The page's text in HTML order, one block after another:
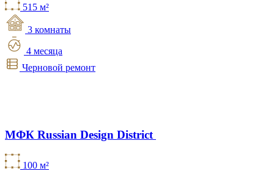
515 м²
3 комнаты
4 месяца
Черновой ремонт
МФК Russian Design District
100 м²